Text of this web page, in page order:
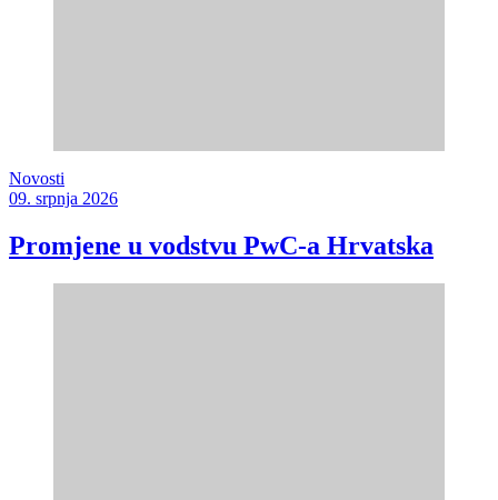
Novosti
09. srpnja 2026
Promjene u vodstvu PwC-a Hrvatska